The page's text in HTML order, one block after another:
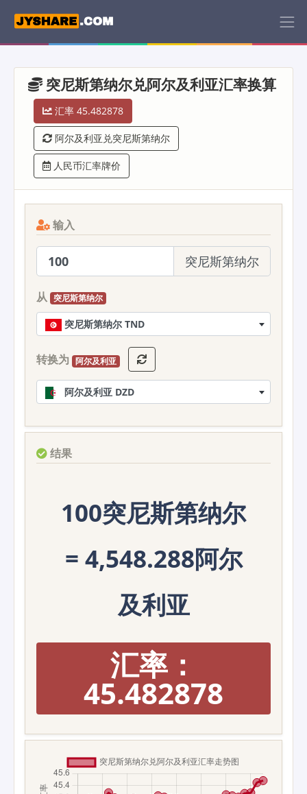
突尼斯第纳尔兑阿尔及利亚汇率换算
汇率 45.482878
阿尔及利亚兑突尼斯第纳尔
人民币汇率牌价
输入
突尼斯第纳尔
从 突尼斯第纳尔
突尼斯第纳尔 TND
转换为 阿尔及利亚
阿尔及利亚 DZD
结果
100突尼斯第纳尔
= 4,548.288阿尔
及利亚
汇率：
45.482878